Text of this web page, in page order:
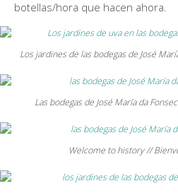
botellas/hora que hacen ahora.
Los jardines de las bodegas de José
Las bodegas de José María da
Welcome to history //